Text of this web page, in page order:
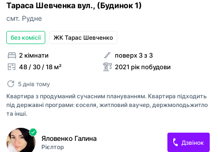
Тараса Шевченка вул., (Будинок 1)
смт. Рудне
без комісії ЖК Тарас Шевченко
2 кімнати
48 / 30 / 18 м²
поверх 3 з 3
2021 рік побудови
5 днів тому
Квартира з продуманий сучасним плануванням. Квартира підходить
під державні програми: єоселя, житловий ваучер, держмолодьжитло
та інші.
Яловенко Галина
Рієлтор
Дзвінок